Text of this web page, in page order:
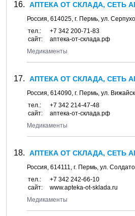
АПТЕКА ОТ СКЛАДА, СЕТЬ
Россия, 614025, г. Пермь, ул.
тел.:
+7 342 200-71-83
сайт:
аптека-от-склада.рф
Медикаменты
АПТЕКА ОТ СКЛАДА, СЕТЬ
Россия, 614090, г. Пермь, ул.
тел.:
+7 342 214-47-48
сайт:
аптека-от-склада.рф
Медикаменты
АПТЕКА ОТ СКЛАДА, СЕТЬ
Россия, 614111, г. Пермь, ул.
тел.:
+7 342 242-66-10
сайт:
www.apteka-ot-sklada.ru
Медикаменты